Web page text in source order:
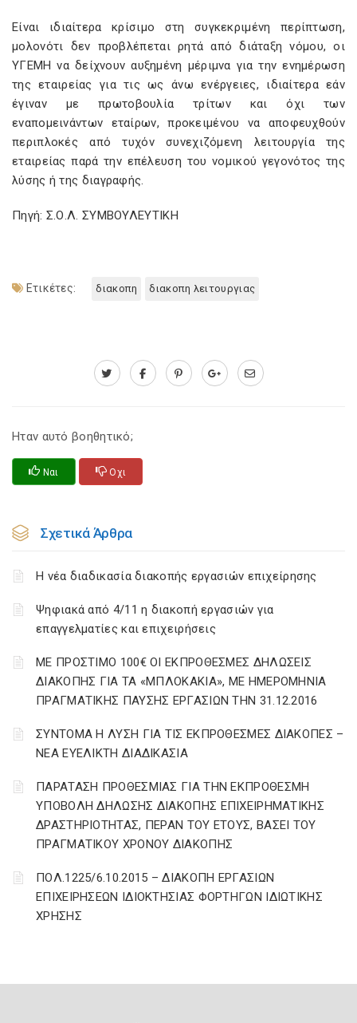
Είναι ιδιαίτερα κρίσιμο στη συγκεκριμένη περίπτωση,
μολονότι δεν προβλέπεται ρητά από διάταξη νόμου, οι
ΥΓΕΜΗ να δείχνουν αυξημένη μέριμνα για την ενημέρωση
της εταιρείας για τις ως άνω ενέργειες, ιδιαίτερα εάν
έγιναν με πρωτοβουλία τρίτων και όχι των
εναπομεινάντων εταίρων, προκειμένου να αποφευχθούν
περιπλοκές από τυχόν συνεχιζόμενη λειτουργία της
εταιρείας παρά την επέλευση του νομικού γεγονότος της
λύσης ή της διαγραφής.
Πηγή: Σ.Ο.Λ. ΣΥΜΒΟΥΛΕΥΤΙΚΗ
Ετικέτες: διακοπη διακοπη λειτουργιας
Ηταν αυτό βοηθητικό;
Ναι Οχι
Σχετικά Άρθρα
Η νέα διαδικασία διακοπής εργασιών επιχείρησης
Ψηφιακά από 4/11 η διακοπή εργασιών για
επαγγελματίες και επιχειρήσεις
ΜΕ ΠΡΟΣΤΙΜΟ 100€ ΟΙ ΕΚΠΡΟΘΕΣΜΕΣ ΔΗΛΩΣΕΙΣ
ΔΙΑΚΟΠΗΣ ΓΙΑ ΤΑ «ΜΠΛΟΚΑΚΙΑ», ΜΕ ΗΜΕΡΟΜΗΝΙΑ
ΠΡΑΓΜΑΤΙΚΗΣ ΠΑΥΣΗΣ ΕΡΓΑΣΙΩΝ ΤΗΝ 31.12.2016
ΣΥΝΤΟΜΑ Η ΛΥΣΗ ΓΙΑ ΤΙΣ ΕΚΠΡΟΘΕΣΜΕΣ ΔΙΑΚΟΠΕΣ –
ΝΕΑ ΕΥΕΛΙΚΤΗ ΔΙΑΔΙΚΑΣΙΑ
ΠΑΡΑΤΑΣΗ ΠΡΟΘΕΣΜΙΑΣ ΓΙΑ ΤΗΝ ΕΚΠΡΟΘΕΣΜΗ
ΥΠΟΒΟΛΗ ΔΗΛΩΣΗΣ ΔΙΑΚΟΠΗΣ ΕΠΙΧΕΙΡΗΜΑΤΙΚΗΣ
ΔΡΑΣΤΗΡΙΟΤΗΤΑΣ, ΠΕΡΑΝ ΤΟΥ ΕΤΟΥΣ, ΒΑΣΕΙ ΤΟΥ
ΠΡΑΓΜΑΤΙΚΟΥ ΧΡΟΝΟΥ ΔΙΑΚΟΠΗΣ
ΠΟΛ.1225/6.10.2015 – ΔΙΑΚΟΠΗ ΕΡΓΑΣΙΩΝ
ΕΠΙΧΕΙΡΗΣΕΩΝ ΙΔΙΟΚΤΗΣΙΑΣ ΦΟΡΤΗΓΩΝ ΙΔΙΩΤΙΚΗΣ
ΧΡΗΣΗΣ